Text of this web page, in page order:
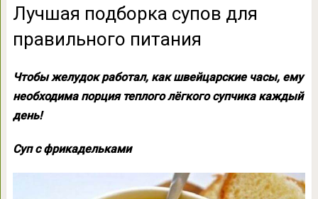
Лучшая подборка супов для
правильного питания
Чтобы желудок работал, как швейцарские часы, ему
необходима порция теплого лёгкого супчика каждый
день!
Суп с фрикадельками